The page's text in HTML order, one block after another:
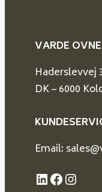
VARDE
Haderslevvej
DK – 6000
Email:
LinkedIn